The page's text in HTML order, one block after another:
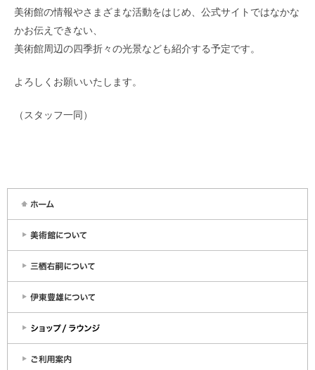
美術館の情報やさまざまな活動をはじめ、公式サイトではなかな
かお伝えできない、
美術館周辺の四季折々の光景なども紹介する予定です。
よろしくお願いいたします。
（スタッフ一同）